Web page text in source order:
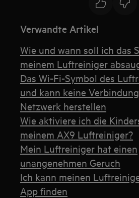
Verwandte Artikel
Wie und wann soll ich das
meinem Luftreiniger
Das Wi-Fi-Symbol des
und kann keine
Netzwerk herstellen
Wie aktiviere ich die
meinem AX9 Luftreiniger?
Mein Luftreiniger hat einen
unangenehmen Geruch
Ich kann meinen
App finden